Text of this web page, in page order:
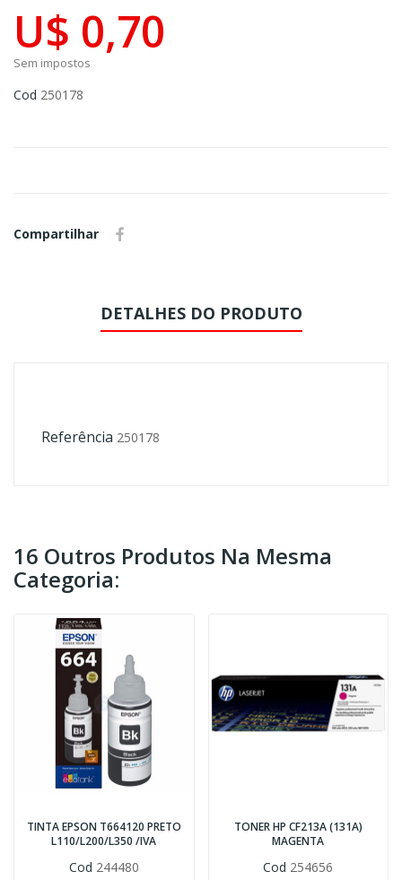
U$ 0,70
Sem impostos
Cod 250178
Compartilhar
DETALHES DO PRODUTO
Referência 250178
16 Outros Produtos Na Mesma
Categoria:
TINTA EPSON T664120 PRETO
L110/L200/L350 /IVA
Cod 244480
TONER HP CF213A (131A)
MAGENTA
Cod 254656